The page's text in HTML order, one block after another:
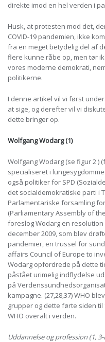
direkte imod en hel verden i
Husk, at protesten mod det,
COVID-19 pandemien, ikke
fra en meget betydelig del af
flere kunne råbe op, men tør
vores moderne demokrati,
politikerne.
I denne artikel vil vi først
at sige, og derefter vil vi
dette bringer op.
Wolfgang Wodarg (1)
Wolfgang Wodarg (se figur 2 )
specialiseret i
også politiker for SPD
det socialdemokratiske parti i
Parlamentariske forsamling
(Parliamentary Assembly of
foreslog Wodarg en resolution
december 2009, som blev
pandemier, en trussel for
affairs Council of Europe to
Wodarg opfordrede på dette
påstået urimelig indflydelse
på
kampagne. (27,28,37) WHO
grupper og dette førte siden
WHO overalt i verden.
Uddannelse og profession (1, 3-